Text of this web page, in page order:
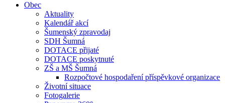
Obec
Aktuality
Kalendář akcí
Šumenský zpravodaj
SDH Šumná
DOTACE přijaté
DOTACE poskytnuté
ZŠ a MŠ Šumná
Rozpočtové hospodaření příspěvkové organizace
Životní situace
Fotogalerie